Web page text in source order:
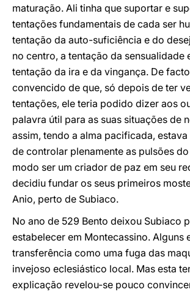
maturação. Ali tinha que suportar e
tentações fundamentais de cada ser
tentação da auto-suficiência e do
no centro, a tentação da sensualidade
tentação da ira e da vingança. De
convencido de que, só depois de ter
tentações, ele teria podido dizer aos
palavra útil para as suas situações de
assim, tendo a alma pacificada,
de controlar plenamente as pulsões
modo ser um criador de paz em seu
decidiu fundar os seus primeiros
Anio, perto de Subiaco.
No ano de 529 Bento deixou Subiaco
estabelecer em Montecassino. Alguns
transferência como uma fuga das
invejoso eclesiástico local. Mas esta
explicação revelou-se pouco